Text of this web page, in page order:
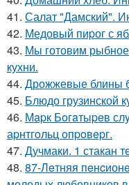
41. Салат "Дамский".
42. Медовый пиpог с
43. Мы готовим
кухни.
44. Дрожжевые блины
45. Блюдо грузинской
46. Мapк Бoгaтыpeв
аpнтгoльц oпpoвepг.
47. Дучмаки. 1 стакан
48. 87-Лeтняя